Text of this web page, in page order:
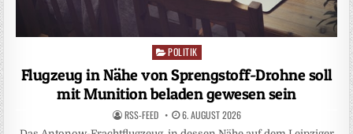
Posted
POLITIK
Flugzeug in Nähe von Sprengstoff-Drohne soll
mit Munition beladen gewesen sein
RSS-FEED 6. AUGUST 2026